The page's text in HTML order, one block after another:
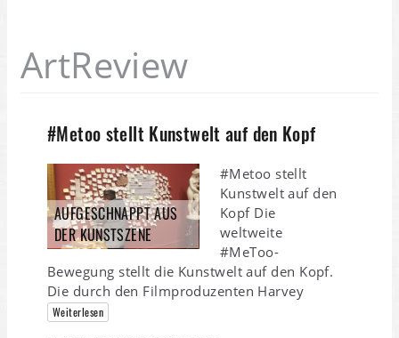
ArtReview
#Metoo stellt Kunstwelt auf den Kopf
AUFGESCHNAPPT AUS
DER KUNSTSZENE
#Metoo stellt
Kunstwelt auf den
Kopf Die
weltweite
#MeToo-
Bewegung stellt die Kunstwelt auf den Kopf.
Die durch den Filmproduzenten Harvey
Weiterlesen